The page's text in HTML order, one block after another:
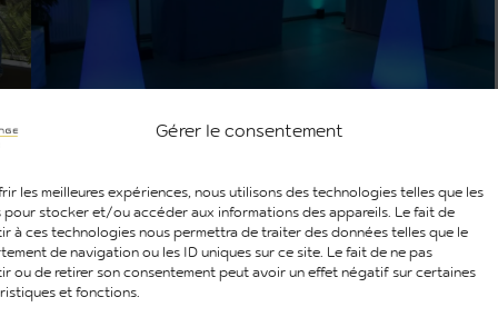
Gérer le consentement
les meilleures expériences, nous utilisons des technologies telles que les
pour stocker et/ou accéder aux informations des appareils. Le fait de
à ces technologies nous permettra de traiter des données telles que le
de navigation ou les ID uniques sur ce site. Le fait de ne pas
ou de retirer son consentement peut avoir un effet négatif sur certaines
et fonctions.
la technique
entre création artistique et savoir-faire
le regard.Le son, lui, renforce l’émotion.
de l’événement. PSB Lounge associe